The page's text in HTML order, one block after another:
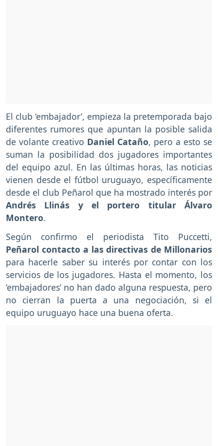
El club ‘embajador’, empieza la pretemporada bajo
diferentes rumores que apuntan la posible salida
de volante creativo Daniel Cataño, pero a esto se
suman la posibilidad dos jugadores importantes
del equipo azul. En las últimas horas, las noticias
vienen desde el fútbol uruguayo, específicamente
desde el club Peñarol que ha mostrado interés por
Andrés Llinás y el portero titular Álvaro
Montero.
Según confirmo el periodista Tito Puccetti,
Peñarol contacto a las directivas de Millonarios
para hacerle saber su interés por contar con los
servicios de los jugadores. Hasta el momento, los
‘embajadores’ no han dado alguna respuesta, pero
no cierran la puerta a una negociación, si el
equipo uruguayo hace una buena oferta.